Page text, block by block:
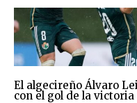
El algecireño Álvaro
con el gol de la